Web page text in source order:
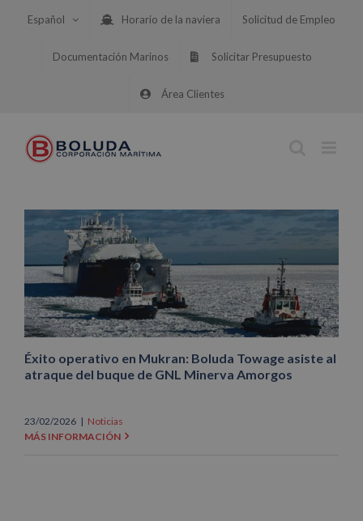
Español Horario de la naviera Solicitud de Empleo
Documentación Marinos Solicitar Presupuesto
Área Clientes
Éxito operativo en Mukran: Boluda Towage asiste al
atraque del buque de GNL Minerva Amorgos
23/02/2026 | Noticias
MÁS INFORMACIÓN